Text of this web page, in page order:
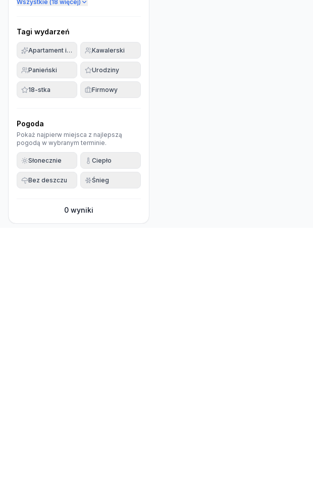
Wszystkie (18 więcej)
Tagi wydarzeń
Apartament imprezowyKawalerski
Panieński Urodziny
18-stka Firmowy
Pogoda
Pokaż najpierw miejsca z najlepszą
pogodą w wybranym terminie.
Słonecznie Ciepło
Bez deszczu Śnieg
0 wyniki